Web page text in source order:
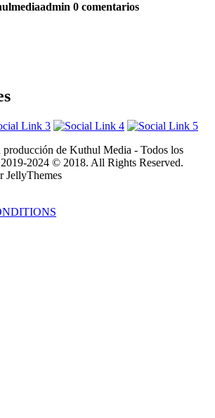
0 comentarios
de Kuthul Media - Todos los
2019-2024 © 2018. All Rights Reserved.
JellyThemes